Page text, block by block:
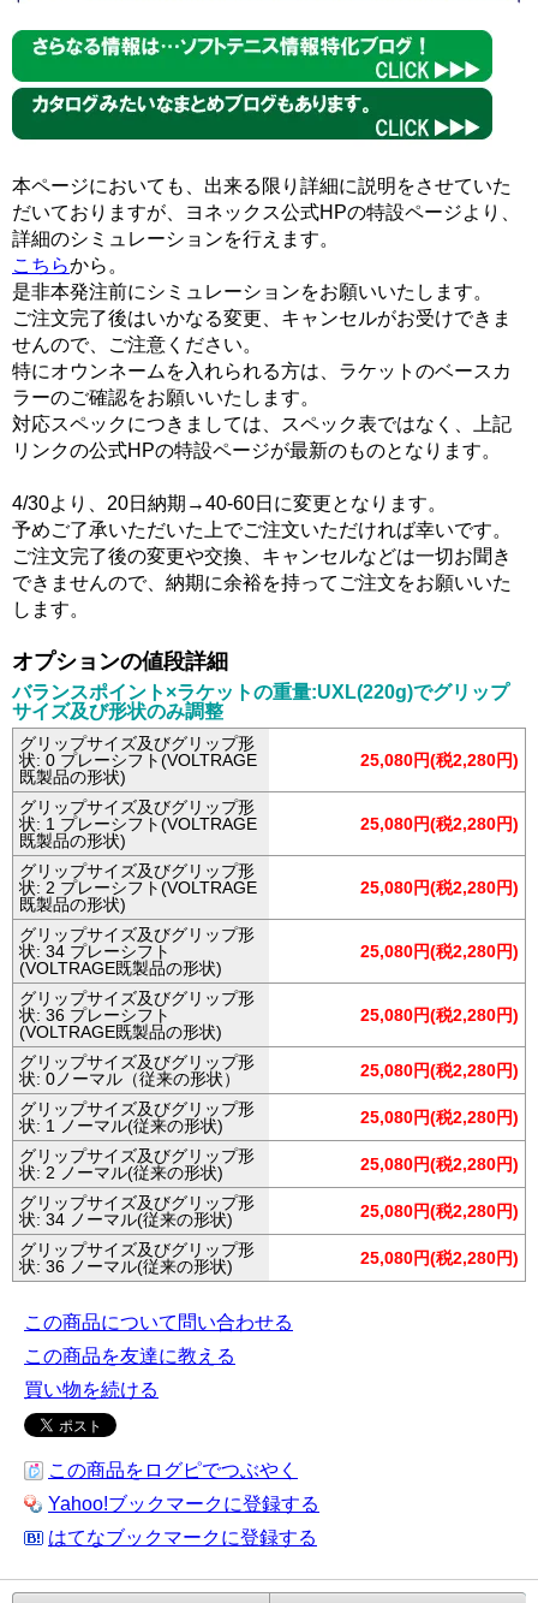
本ページにおいても、出来る限り詳細に説明をさせていた
だいておりますが、ヨネックス公式HPの特設ページより、
詳細のシミュレーションを行えます。
こちらから。
是非本発注前にシミュレーションをお願いいたします。
ご注文完了後はいかなる変更、キャンセルがお受けできま
せんので、ご注意ください。
特にオウンネームを入れられる方は、ラケットのベースカ
ラーのご確認をお願いいたします。
対応スペックにつきましては、スペック表ではなく、上記
リンクの公式HPの特設ページが最新のものとなります。
4/30より、20日納期→40-60日に変更となります。
予めご了承いただいた上でご注文いただければ幸いです。
ご注文完了後の変更や交換、キャンセルなどは一切お聞き
できませんので、納期に余裕を持ってご注文をお願いいた
します。
オプションの値段詳細
バランスポイント×ラケットの重量:UXL(220g)でグリップ
サイズ及び形状のみ調整
グリップサイズ及びグリップ形
状: 0 プレーシフト(VOLTRAGE
既製品の形状)
25,080円(税2,280円)
グリップサイズ及びグリップ形
状: 1 プレーシフト(VOLTRAGE
既製品の形状)
25,080円(税2,280円)
グリップサイズ及びグリップ形
状: 2 プレーシフト(VOLTRAGE
既製品の形状)
25,080円(税2,280円)
グリップサイズ及びグリップ形
状: 34 プレーシフト
(VOLTRAGE既製品の形状)
25,080円(税2,280円)
グリップサイズ及びグリップ形
状: 36 プレーシフト
(VOLTRAGE既製品の形状)
25,080円(税2,280円)
グリップサイズ及びグリップ形
状: 0ノーマル（従来の形状）
25,080円(税2,280円)
グリップサイズ及びグリップ形
状: 1 ノーマル(従来の形状)
25,080円(税2,280円)
グリップサイズ及びグリップ形
状: 2 ノーマル(従来の形状)
25,080円(税2,280円)
グリップサイズ及びグリップ形
状: 34 ノーマル(従来の形状)
25,080円(税2,280円)
グリップサイズ及びグリップ形
状: 36 ノーマル(従来の形状)
25,080円(税2,280円)
この商品について問い合わせる
この商品を友達に教える
買い物を続ける
この商品をログピでつぶやく
Yahoo!ブックマークに登録する
はてなブックマークに登録する